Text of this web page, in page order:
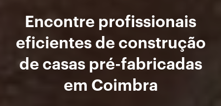
Encontre profissionais
eficientes de construção
de casas pré-fabricadas
em Coimbra